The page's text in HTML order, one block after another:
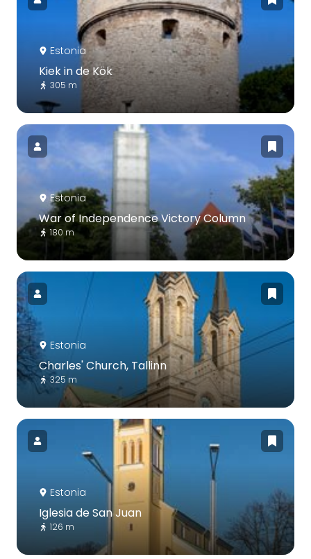
Estonia
Kiek in de Kök
305 m
Estonia
War of Independence Victory Column
180 m
Estonia
Charles' Church, Tallinn
325 m
Estonia
Iglesia de San Juan
126 m